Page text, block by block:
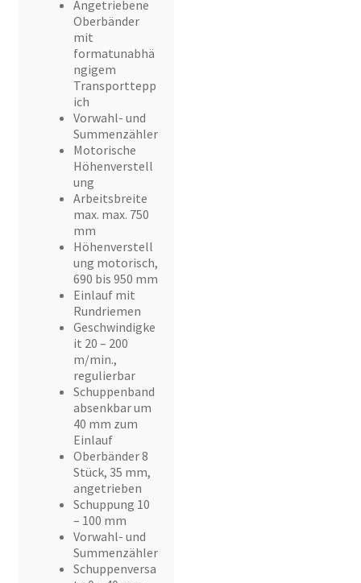
Angetriebene
Oberbänder
mit
formatunabhä
ngigem
Transporttepp
ich
Vorwahl- und
Summenzähler
Motorische
Höhenverstell
ung
Arbeitsbreite
max. max. 750
mm
Höhenverstell
ung motorisch,
690 bis 950 mm
Einlauf mit
Rundriemen
Geschwindigke
it 20 – 200
m/min.,
regulierbar
Schuppenband
absenkbar um
40 mm zum
Einlauf
Oberbänder 8
Stück, 35 mm,
angetrieben
Schuppung 10
– 100 mm
Vorwahl- und
Summenzähler
Schuppenversa